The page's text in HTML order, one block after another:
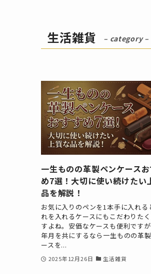
生活雑貨 – category –
一生ものの革製ペンケース
め7選！大切に使い続けたい
品を解説！
お気に入りのペンを1本手に入れる
れを入れるケースにもこだわりた
すよね。安価なケースも便利です
年月を共にするなら一生ものの革
ースを...
2025年12月26日 生活雑貨